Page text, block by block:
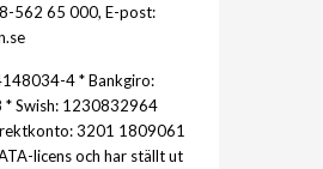
562 65 000, E-post:
4 * Bankgiro:
Swish: 1230832964
3201 1809061
licens och har ställt ut